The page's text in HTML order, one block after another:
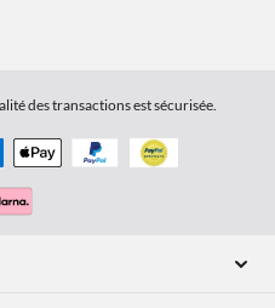
des transactions est sécurisée.